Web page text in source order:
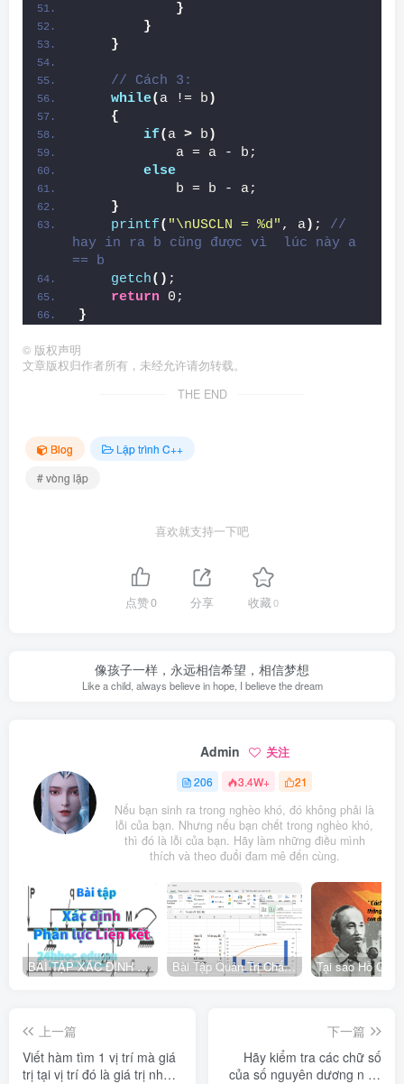
}
}
}
// Cách 3:
while( a != b )
{
if( a > b )
            a = a - b;
else
            b = b - a;
}
printf( "\nUSCLN = %d" , a) ; //
hay in ra b cũng được vì  lúc này a
== b
getch() ;
return 0;
}
© 版权声明
文章版权归作者所有，未经允许请勿转载。
THE END
Blog
Lập trình C++
# vòng lặp
喜欢就支持一下吧
点赞0 分享 收藏0
像孩子一样，永远相信希望，相信梦想
Like a child, always believe in hope, I believe the dream
Admin 关注
206 3.4W+ 21
Nếu bạn sinh ra trong nghèo khó, đó không phải là
lỗi của bạn. Nhưng nếu bạn chết trong nghèo khó,
thì đó là lỗi của bạn. Hãy làm những điều mình
thích và theo đuổi đam mê đến cùng.
BÀI TẬP XÁC ĐỊNH PHẢN LỰC LIÊN KẾT Bài Tập Quản Trị Chất Lượng Trong Doanh Nghiệp Công Nghiệp
上一篇
Viết hàm tìm 1 vị trí mà giá
trị tại vị trí đó là giá trị nhỏ
下一篇
Hãy kiểm tra các chữ số
của số nguyên dương n có